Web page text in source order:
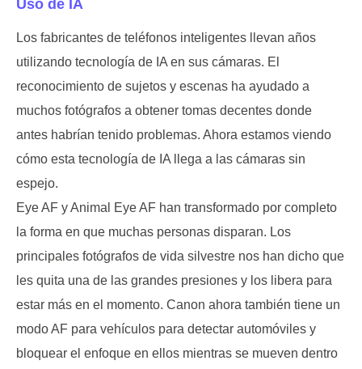
Uso de IA
Los fabricantes de teléfonos inteligentes llevan años
utilizando tecnología de IA en sus cámaras. El
reconocimiento de sujetos y escenas ha ayudado a
muchos fotógrafos a obtener tomas decentes donde
antes habrían tenido problemas. Ahora estamos viendo
cómo esta tecnología de IA llega a las cámaras sin
espejo.
Eye AF y Animal Eye AF han transformado por completo
la forma en que muchas personas disparan. Los
principales fotógrafos de vida silvestre nos han dicho que
les quita una de las grandes presiones y los libera para
estar más en el momento. Canon ahora también tiene un
modo AF para vehículos para detectar automóviles y
bloquear el enfoque en ellos mientras se mueven dentro